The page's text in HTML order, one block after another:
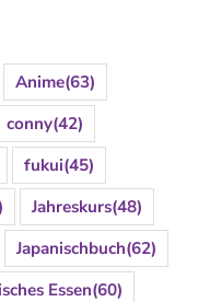
Anime(63)
conny(42)
fukui(45)
Jahreskurs(48)
Japanischbuch(62)
Essen(60)